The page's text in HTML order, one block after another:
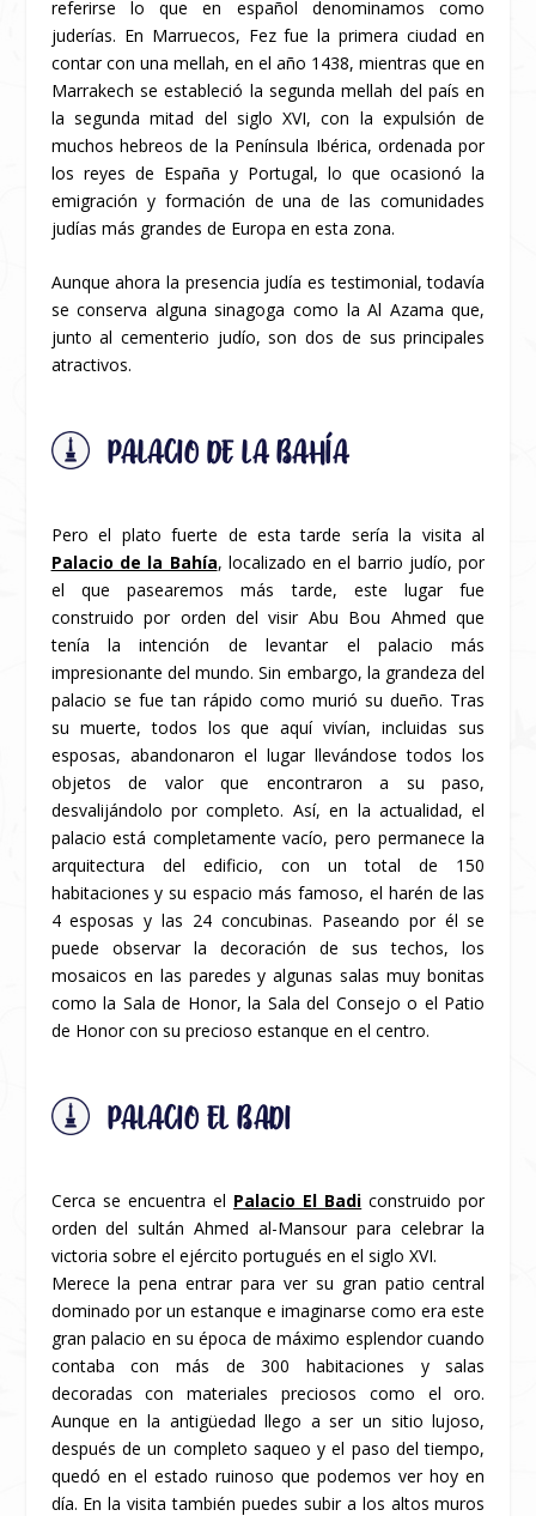
referirse lo que en español denominamos como
juderías. En Marruecos, Fez fue la primera ciudad en
contar con una mellah, en el año 1438, mientras que en
Marrakech se estableció la segunda mellah del país en
la segunda mitad del siglo XVI, con la expulsión de
muchos hebreos de la Península Ibérica, ordenada por
los reyes de España y Portugal, lo que ocasionó la
emigración y formación de una de las comunidades
judías más grandes de Europa en esta zona.
Aunque ahora la presencia judía es testimonial, todavía
se conserva alguna sinagoga como la Al Azama que,
junto al cementerio judío, son dos de sus principales
atractivos.
PALACIO DE LA BAHÍA
Pero el plato fuerte de esta tarde sería la visita al
Palacio de la Bahía, localizado en el barrio judío, por
el que pasearemos más tarde, este lugar fue
construido por orden del visir Abu Bou Ahmed que
tenía la intención de levantar el palacio más
impresionante del mundo. Sin embargo, la grandeza del
palacio se fue tan rápido como murió su dueño. Tras
su muerte, todos los que aquí vivían, incluidas sus
esposas, abandonaron el lugar llevándose todos los
objetos de valor que encontraron a su paso,
desvalijándolo por completo. Así, en la actualidad, el
palacio está completamente vacío, pero permanece la
arquitectura del edificio, con un total de 150
habitaciones y su espacio más famoso, el harén de las
4 esposas y las 24 concubinas. Paseando por él se
puede observar la decoración de sus techos, los
mosaicos en las paredes y algunas salas muy bonitas
como la Sala de Honor, la Sala del Consejo o el Patio
de Honor con su precioso estanque en el centro.
PALACIO EL BADI
Cerca se encuentra el Palacio El Badi construido por
orden del sultán Ahmed al-Mansour para celebrar la
victoria sobre el ejército portugués en el siglo XVI.
Merece la pena entrar para ver su gran patio central
dominado por un estanque e imaginarse como era este
gran palacio en su época de máximo esplendor cuando
contaba con más de 300 habitaciones y salas
decoradas con materiales preciosos como el oro.
Aunque en la antigüedad llego a ser un sitio lujoso,
después de un completo saqueo y el paso del tiempo,
quedó en el estado ruinoso que podemos ver hoy en
día. En la visita también puedes subir a los altos muros